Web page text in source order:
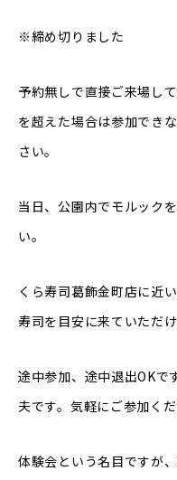
※締め切りました
予約無しで直接ご来場し
を超えた場合は参加でき
さい。
当日、公園内でモルック
い。
くら寿司葛飾金町店に近
寿司を目安に来ていただ
途中参加、途中退出OKで
夫です。気軽にご参加くだ
体験会という名目ですが